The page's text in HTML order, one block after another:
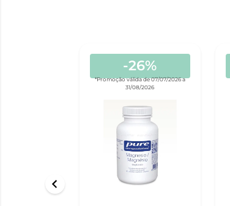
-26%
*Promoção válida de 07/07/2026 a
31/08/2026